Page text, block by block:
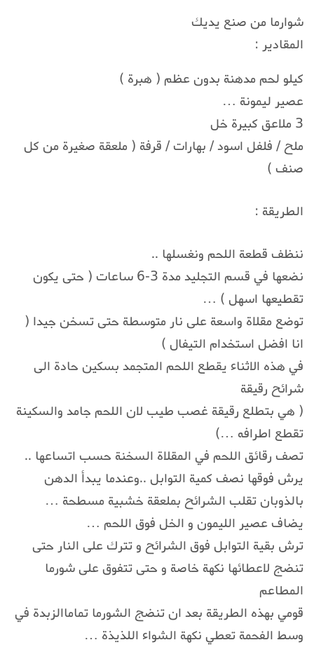
شوارما من صنع يديك
المقادير :
كيلو لحم مدهنة بدون عظم ( هبرة )
عصير ليمونة …
3 ملاعق كبيرة خل
ملح / فلفل اسود / بهارات / قرفة ( ملعقة صغيرة من كل
صنف )
الطريقة :
ننظف قطعة اللحم ونغسلها ..
نضعها في قسم التجليد مدة 3-6 ساعات ( حتى يكون
تقطيعها اسهل ) …
توضع مقلاة واسعة على نار متوسطة حتى تسخن جيدا (
انا افضل استخدام التيفال )
في هذه الاثناء يقطع اللحم المتجمد بسكين حادة الى
شرائح رقيقة
( هي بتطلع رقيقة غصب طيب لان اللحم جامد والسكينة
تقطع اطرافه …)
تصف رقائق اللحم في المقلاة السخنة حسب اتساعها ..
يرش فوقها نصف كمية التوابل ..وعندما يبدأ الدهن
بالذوبان تقلب الشرائح بملعقة خشبية مسطحة …
يضاف عصير الليمون و الخل فوق اللحم …
ترش بقية التوابل فوق الشرائح و تترك على النار حتى
تنضج لاعطائها نكهة خاصة و حتى تتفوق على شورما
المطاعم
قومي بهذه الطريقة بعد ان تنضج الشورما تماماالزبدة في
وسط الفحمة تعطي نكهة الشواء اللذيذة …